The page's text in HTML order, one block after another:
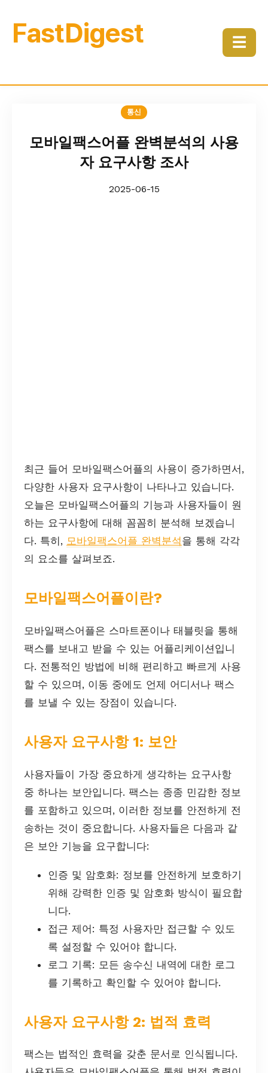
FastDigest ☰
통신
모바일팩스어플 완벽분석의 사용
자 요구사항 조사
2025-06-15
최근 들어 모바일팩스어플의 사용이 증가하면서,
다양한 사용자 요구사항이 나타나고 있습니다.
오늘은 모바일팩스어플의 기능과 사용자들이 원
하는 요구사항에 대해 꼼꼼히 분석해 보겠습니
다. 특히, 모바일팩스어플 완벽분석을 통해 각각
의 요소를 살펴보죠.
모바일팩스어플이란?
모바일팩스어플은 스마트폰이나 태블릿을 통해
팩스를 보내고 받을 수 있는 어플리케이션입니
다. 전통적인 방법에 비해 편리하고 빠르게 사용
할 수 있으며, 이동 중에도 언제 어디서나 팩스
를 보낼 수 있는 장점이 있습니다.
사용자 요구사항 1: 보안
사용자들이 가장 중요하게 생각하는 요구사항
중 하나는 보안입니다. 팩스는 종종 민감한 정보
를 포함하고 있으며, 이러한 정보를 안전하게 전
송하는 것이 중요합니다. 사용자들은 다음과 같
은 보안 기능을 요구합니다:
인증 및 암호화: 정보를 안전하게 보호하기
위해 강력한 인증 및 암호화 방식이 필요합
니다.
접근 제어: 특정 사용자만 접근할 수 있도
록 설정할 수 있어야 합니다.
로그 기록: 모든 송수신 내역에 대한 로그
를 기록하고 확인할 수 있어야 합니다.
사용자 요구사항 2: 법적 효력
팩스는 법적인 효력을 갖춘 문서로 인식됩니다.